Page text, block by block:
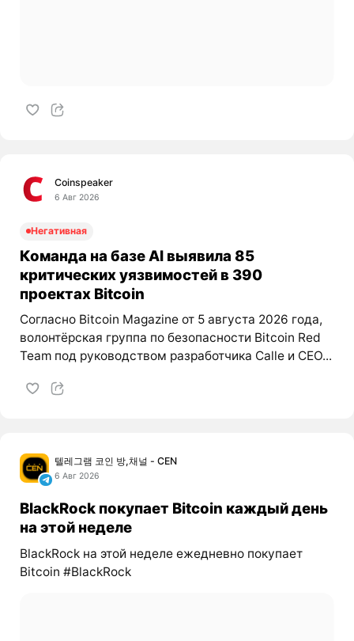
Coinspeaker
6 Авг 2026
Негативная
Команда на базе AI выявила 85
критических уязвимостей в 390
проектах Bitcoin
Согласно Bitcoin Magazine от 5 августа 2026 года,
волонтёрская группа по безопасности Bitcoin Red
Team под руководством разработчика Calle и CEO...
텔레그램 코인 방,채널 - CEN
6 Авг 2026
BlackRock покупает Bitcoin каждый день
на этой неделе
BlackRock на этой неделе ежедневно покупает
Bitcoin #BlackRock